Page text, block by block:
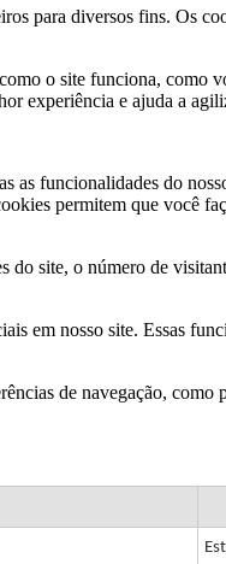
para diversos fins. Os
o site funciona,
experiência e ajuda a
funcionalidades do
permitem que você
site, o número de
em nosso site. Essas
de navegação,